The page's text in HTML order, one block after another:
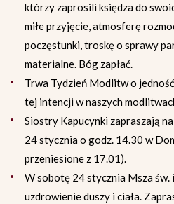
którzy zaprosili księdza do
miłe przyjęcie, atmosferę
poczęstunki, troskę o sprawy
materialne. Bóg zapłać.
Trwa Tydzień Modlitw o
tej intencji w naszych
Siostry Kapucynki zapraszają
24 stycznia o godz. 14.30 w
przeniesione z 17.01).
W sobotę 24 stycznia Msza św.
uzdrowienie duszy i ciała.